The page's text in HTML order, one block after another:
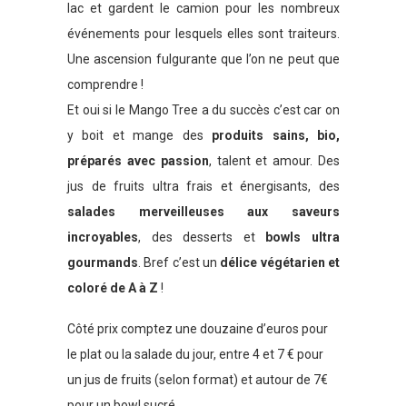
lac et gardent le camion pour les nombreux
événements pour lesquels elles sont traiteurs.
Une ascension fulgurante que l’on ne peut que
comprendre !
Et oui si le Mango Tree a du succès c’est car on
y boit et mange des produits sains, bio,
préparés avec passion, talent et amour. Des
jus de fruits ultra frais et énergisants, des
salades merveilleuses aux saveurs
incroyables, des desserts et
bowls ultra
gourmands . Bref c’est un délice végétarien et
coloré de A à Z !
Côté prix comptez une douzaine d’euros pour
le plat ou la salade du jour, entre 4 et 7 € pour
un jus de fruits (selon format) et autour de 7€